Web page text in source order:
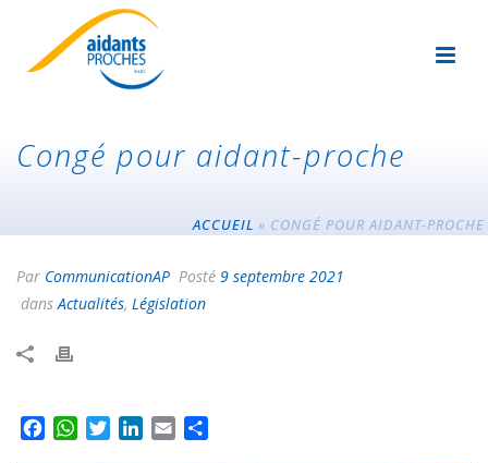
Congé pour aidant-proche
ACCUEIL » CONGÉ POUR AIDANT-PROCHE
Par CommunicationAP Posté 9 septembre 2021
dansActualités, Législation
W